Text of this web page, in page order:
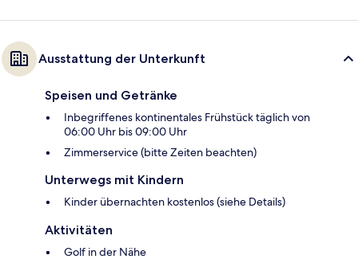
Ausstattung der Unterkunft
Speisen und Getränke
Inbegriffenes kontinentales Frühstück täglich von
06:00 Uhr bis 09:00 Uhr
Zimmerservice (bitte Zeiten beachten)
Unterwegs mit Kindern
Kinder übernachten kostenlos (siehe Details)
Aktivitäten
Golf in der Nähe